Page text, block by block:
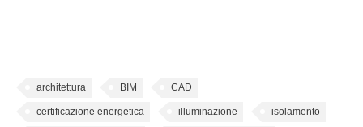
architettura BIM CAD
certificazione energetica illuminazione isolamento